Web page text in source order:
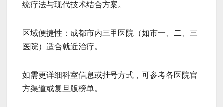
统疗法与现代技术结合方案。
​​区域便捷性​​：成都市内三甲医院（如市一、二、三
医院）适合就近治疗。
如需更详细科室信息或挂号方式，可参考各医院官
方渠道或复旦版榜单。